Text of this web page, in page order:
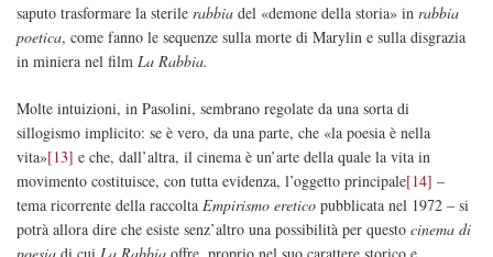
saputo trasformare la sterile rabbia del «demone della storia» in rabbia
poetica, come fanno le sequenze sulla morte di Marylin e sulla disgrazia
in miniera nel film La Rabbia.
Molte intuizioni, in Pasolini, sembrano regolate da una sorta di
sillogismo implicito: se è vero, da una parte, che «la poesia è nella
vita»[13] e che, dall’altra, il cinema è un’arte della quale la vita in
movimento costituisce, con tutta evidenza, l’oggetto principale[14] –
tema ricorrente della raccolta Empirismo eretico pubblicata nel 1972 – si
potrà allora dire che esiste senz’altro una possibilità per questo cinema di
poesia di cui La Rabbia offre, proprio nel suo carattere storico e